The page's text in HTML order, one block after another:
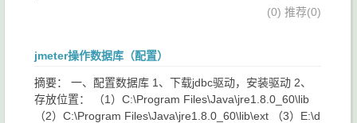
(0) 推荐(0)
jmeter操作数据库（配置）
摘要： 一、配置数据库 1、下载jdbc驱动，安装驱动 2、
存放位置： （1）C:\Program Files\Java\jre1.8.0_60\lib
（2）C:\Program Files\Java\jre1.8.0_60\lib\ext （3）E:\d